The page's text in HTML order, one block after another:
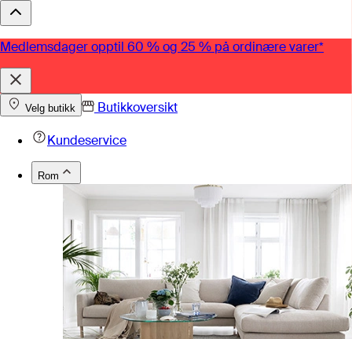
Medlemsdager opptil 60 % og 25 % på ordinære varer*
Velg butikk
Butikkoversikt
Kundeservice
Rom